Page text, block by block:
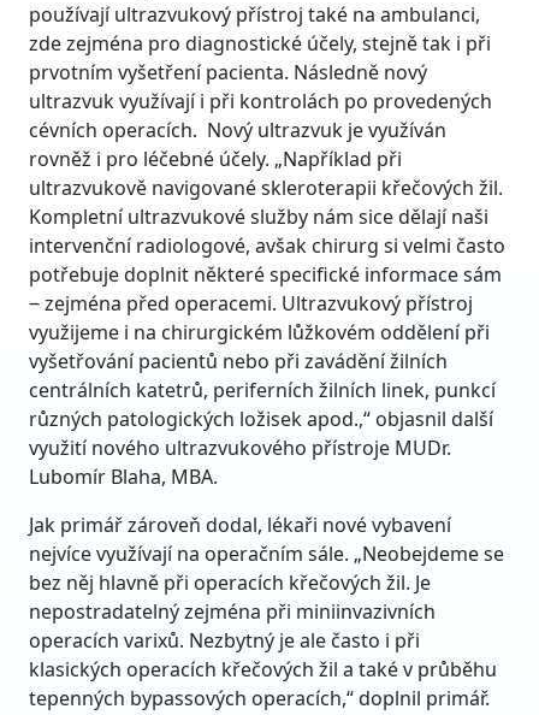
používají ultrazvukový přístroj také na ambulanci,
zde zejména pro diagnostické účely, stejně tak i při
prvotním vyšetření pacienta. Následně nový
ultrazvuk využívají i při kontrolách po provedených
cévních operacích. Nový ultrazvuk je využíván
rovněž i pro léčebné účely. „Například při
ultrazvukově navigované skleroterapii křečových žil.
Kompletní ultrazvukové služby nám sice dělají naši
intervenční radiologové, avšak chirurg si velmi často
potřebuje doplnit některé specifické informace sám
‒ zejména před operacemi. Ultrazvukový přístroj
využijeme i na chirurgickém lůžkovém oddělení při
vyšetřování pacientů nebo při zavádění žilních
centrálních katetrů, periferních žilních linek, punkcí
různých patologických ložisek apod.,“ objasnil další
využití nového ultrazvukového přístroje MUDr.
Lubomír Blaha, MBA.
Jak primář zároveň dodal, lékaři nové vybavení
nejvíce využívají na operačním sále. „Neobejdeme se
bez něj hlavně při operacích křečových žil. Je
nepostradatelný zejména při miniinvazivních
operacích varixů. Nezbytný je ale často i při
klasických operacích křečových žil a také v průběhu
tepenných bypassových operacích,“ doplnil primář.